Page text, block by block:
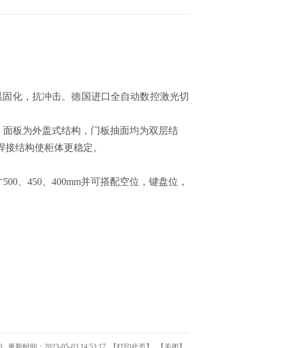
固化，抗冲击。德国进口全自动数控激光切
板为外盖式结构，门板抽面均为双层结
结构使柜体更稳定。
、450、400mm并可搭配空位，键盘位，